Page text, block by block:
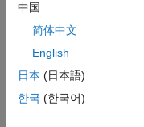
problem,
please
:)
中国
简体中文
English
日本 (日本語)
한국 (한국어)